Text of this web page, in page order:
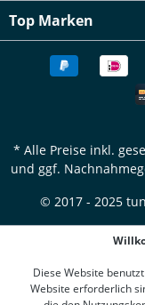
Top Marken
* Alle Preise inkl.
und ggf.
© 2017 - 2025
Diese Website
Website erforderlich